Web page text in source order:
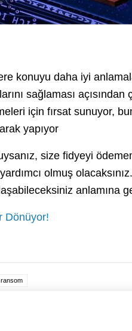
konuyu daha iyi
sağlaması
için fırsat sunuyor,
yapıyor
size fidyeyi
olmuş
anlamına
Dönüyor!
ransom